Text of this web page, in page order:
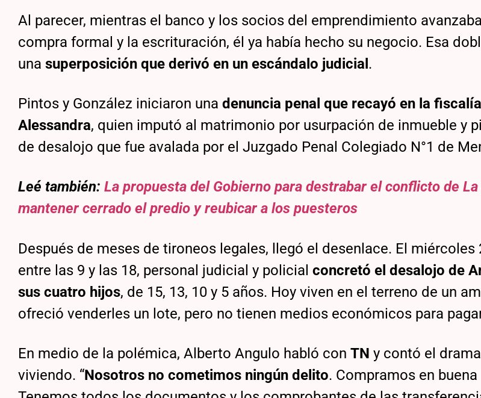
Al parecer, mientras el banco y los socios del emprendimiento
compra formal y la escrituración, él ya había hecho su negocio. Esa
unasuperposición que derivó en un escándalo judicial .
Pintos y González iniciaron unadenuncia penal que recayó en la
Alessandra, quien imputó al matrimonio por usurpación de inmueble y
de desalojo que fue avalada por el Juzgado Penal Colegiado N°1 de
Leé también:La propuesta del Gobierno para destrabar el conflicto de La
mantener cerrado el predio y reubicar a los puesteros
Después de meses de tironeos legales, llegó el desenlace. El miércoles
entre las 9 y las 18, personal judicial y policialconcretó el desalojo de
sus cuatro hijos, de 15, 13, 10 y 5 años. Hoy viven en el terreno de un
ofreció venderles un lote, pero no tienen medios económicos para
En medio de la polémica, Alberto Angulo habló conTN y contó el
viviendo. “Nosotros no cometimos ningún delito. Compramos en